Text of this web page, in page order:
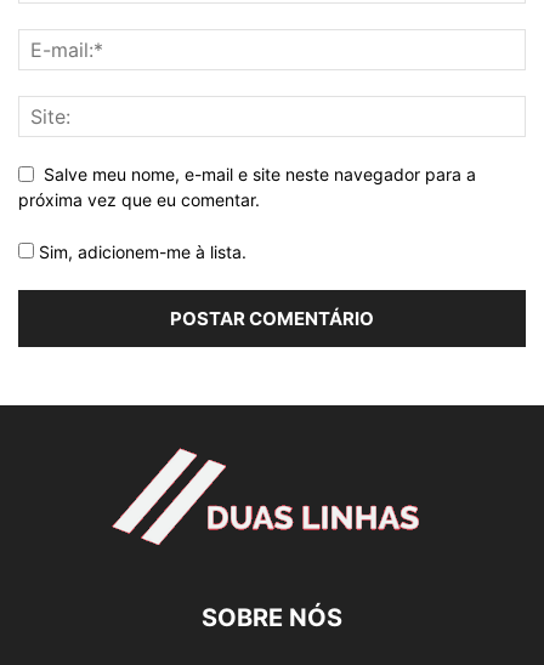
Salve meu nome, e-mail e site neste navegador para a
próxima vez que eu comentar.
Sim, adicionem-me à lista.
SOBRE NÓS